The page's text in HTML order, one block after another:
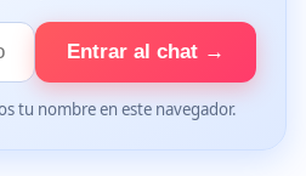
Entrar al chat →
tu nombre en este navegador.